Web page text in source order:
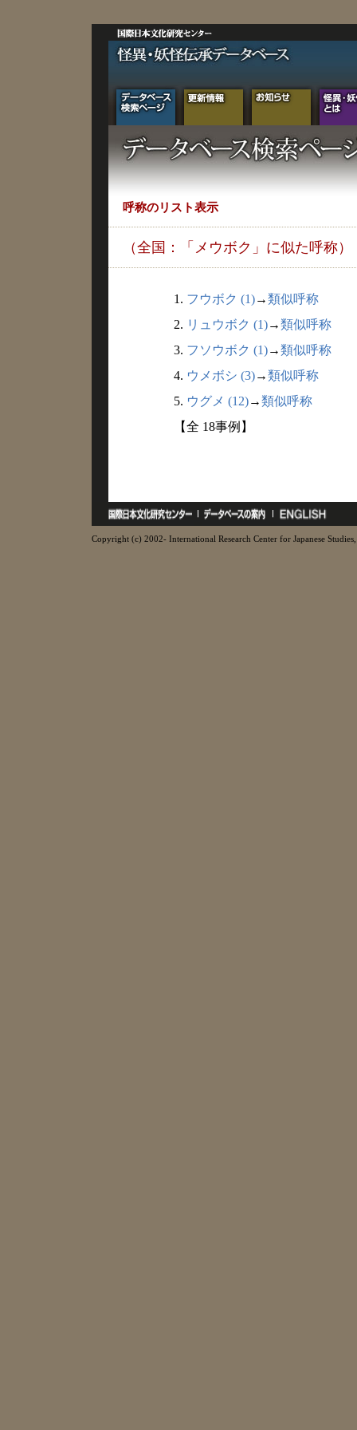
呼称のリスト表示
（全国：「メウボク」に似た呼称）
1. フウボク (1)→類似呼称
2. リュウボク (1)→類似呼称
3. フソウボク (1)→類似呼称
4. ウメボシ (3)→類似呼称
5. ウグメ (12)→類似呼称
【全 18事例】
Copyright (c) 2002- International Research Center for Japanese